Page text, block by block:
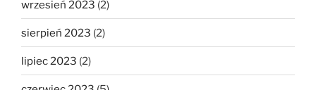
wrzesień 2023 (2)
sierpień 2023 (2)
lipiec 2023 (2)